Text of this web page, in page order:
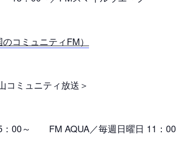
コミュニティFM）
ュニティ放送＞
：00～ FM AQUA／毎週日曜日 11：00